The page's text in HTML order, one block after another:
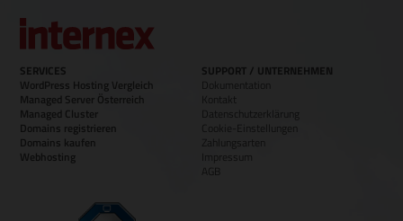
SERVICES
WordPress Hosting Vergleich
Managed Server Österreich
Managed Cluster
Domains registrieren
Domains kaufen
Webhosting
SUPPORT / UNTERNEHMEN
Dokumentation
Kontakt
Datenschutzerklärung
Cookie-Einstellungen
Zahlungsarten
Impressum
AGB